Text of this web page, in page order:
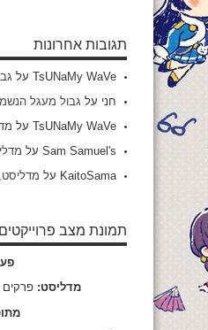
תגובות אחרונות
TsUNaMy WaVe על
חני על גבול מעגל
TsUNaMy WaVe על
Sam Samuel's על מדליסט,
KaitoSama על מדליסט, פרק 13
תמונת מצב פרוייקטים
מדליסט: פרקים